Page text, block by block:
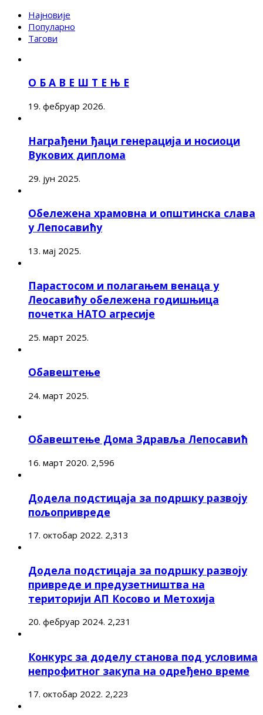
Најновије
Популарно
Тагови
О Б А В Е Ш Т Е Њ Е
19. фебруар 2026.
Награђени ђаци генерација и носиоци
Вукових диплома
29. јун 2025.
Обележена храмовна и општинска слава
у Лепосавићу
13. мај 2025.
Парастосом и полагањем венаца у
Леосавићу обележена годишњица
почетка НАТО агресије
25. март 2025.
Обавештење
24. март 2025.
Обавештење Дома Здравља Лепосавић
16. март 2020. 2,596
Додела подстицаја за подршку развоју
пољопривреде
17. октобар 2022. 2,313
Додела подстицаја за подршку развоју
привреде и предузетништва на
територији АП Косово и Метохија
20. фебруар 2024. 2,231
Конкурс за доделу станова под условима
непрофитног закупа на одређено време
17. октобар 2022. 2,223